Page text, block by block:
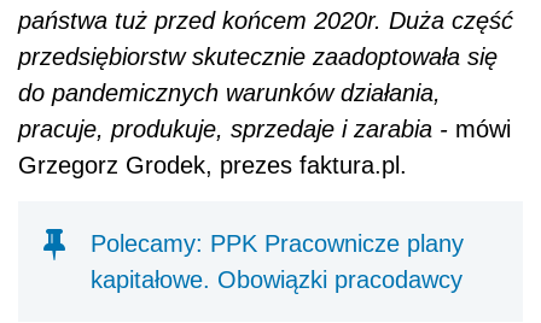
państwa tuż przed końcem 2020r. Duża część
przedsiębiorstw skutecznie zaadoptowała się
do pandemicznych warunków działania,
pracuje, produkuje, sprzedaje i zarabia - mówi
Grzegorz Grodek, prezes faktura.pl.
Polecamy: PPK Pracownicze plany
kapitałowe. Obowiązki pracodawcy